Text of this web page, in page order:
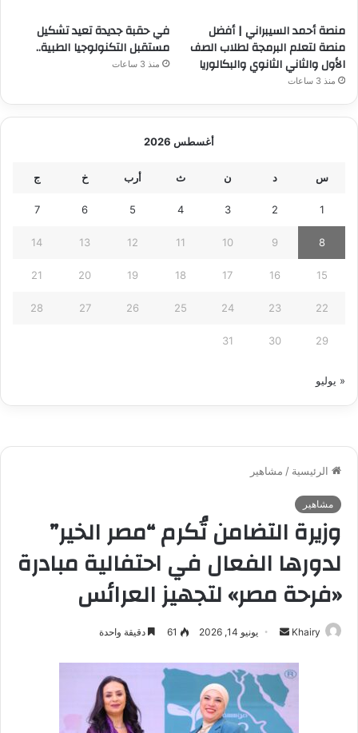
منصة أحمد السيبراني | أفضل
منصة لتعلم البرمجة لطلاب الصف
الأول والثاني الثانوي والبكالوريا
منذ 3 ساعات
في حقبة جديدة تعيد تشكيل
مستقبل التكنولوجيا الطبية..
منذ 3 ساعات
أغسطس 2026
س د ن ث أرب خ ج
1
2
3
4
5
6
7
8
9
10
11
12
13
14
15
16
17
18
19
20
21
22
23
24
25
26
27
28
29
30
31
« يوليو